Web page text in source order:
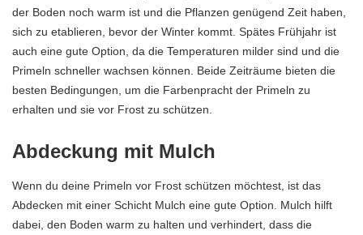
der Boden noch warm ist und die Pflanzen genügend Zeit haben,
sich zu etablieren, bevor der Winter kommt. Spätes Frühjahr ist
auch eine gute Option, da die Temperaturen milder sind und die
Primeln schneller wachsen können. Beide Zeiträume bieten die
besten Bedingungen, um die Farbenpracht der Primeln zu
erhalten und sie vor Frost zu schützen.
Abdeckung mit Mulch
Wenn du deine Primeln vor Frost schützen möchtest, ist das
Abdecken mit einer Schicht Mulch eine gute Option. Mulch hilft
dabei, den Boden warm zu halten und verhindert, dass die